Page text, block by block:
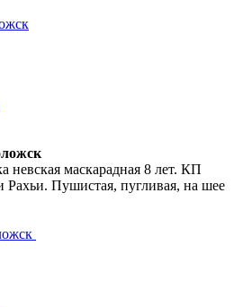
невская маскарадная 8 лет. КП
Рахьи. Пушистая, пугливая, на шее